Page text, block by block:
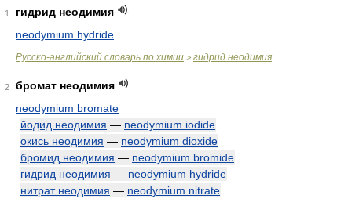
1
гидрид неодимия
neodymium hydride
Русско-английский словарь по химии > гидрид неодимия
2
бромат неодимия
neodymium bromate
йодид неодимия — neodymium iodide
окись неодимия — neodymium dioxide
бромид неодимия — neodymium bromide
гидрид неодимия — neodymium hydride
нитрат неодимия — neodymium nitrate